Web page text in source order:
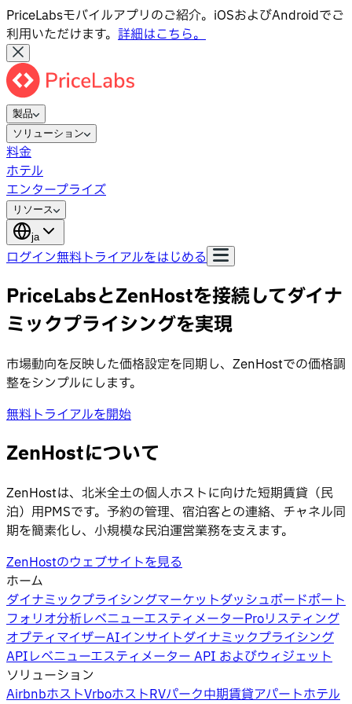
PriceLabsモバイルアプリのご紹介。iOSおよびAndroidでご
利用いただけます。 詳細はこちら。
製品
ソリューション
料金
ホテル
エンタープライズ
リソース
ja
ログイン無料トライアルをはじめる
PriceLabsとZenHostを接続してダイナ
ミックプライシングを実現
市場動向を反映した価格設定を同期し、ZenHostでの価格調
整をシンプルにします。
無料トライアルを開始
ZenHostについて
ZenHostは、北米全土の個人ホストに向けた短期賃貸（民
泊）用PMSです。予約の管理、宿泊客との連絡、チャネル同
期を簡素化し、小規模な民泊運営業務を支えます。
ZenHostのウェブサイトを見る
ホーム
ダイナミックプライシングマーケットダッシュボードポート
フォリオ分析レベニューエスティメーターProリスティング
オプティマイザーAIインサイトダイナミックプライシング
APIレベニューエスティメーター API およびウィジェット
ソリューション
AirbnbホストVrboホストRVパーク中期賃貸アパートホテル